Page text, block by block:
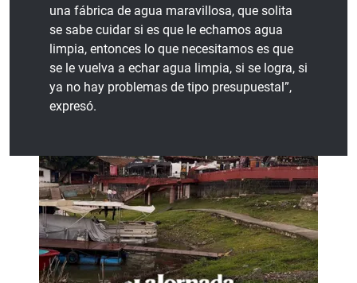
una fábrica de agua maravillosa, que solita
se sabe cuidar si es que le echamos agua
limpia, entonces lo que necesitamos es que
se le vuelva a echar agua limpia, si se logra, si
ya no hay problemas de tipo presupuestal”,
expresó.